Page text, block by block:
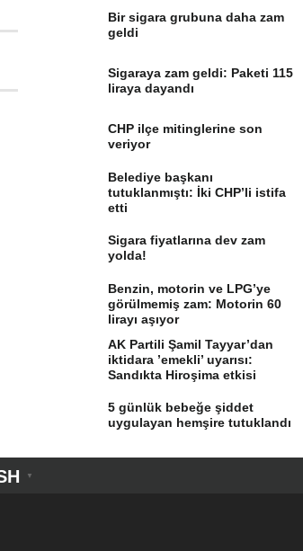
Bir sigara grubuna daha zam
geldi
Sigaraya zam geldi: Paketi 115
liraya dayandı
CHP ilçe mitinglerine son
veriyor
Belediye başkanı
tutuklanmıştı: İki CHP’li istifa
etti
Sigara fiyatlarına dev zam
yolda!
Benzin, motorin ve LPG’ye
görülmemiş zam: Motorin 60
lirayı aşıyor
AK Partili Şamil Tayyar’dan
iktidara ’emekli’ uyarısı:
Sandıkta Hiroşima etkisi
5 günlük bebeğe şiddet
uygulayan hemşire tutuklandı
▼